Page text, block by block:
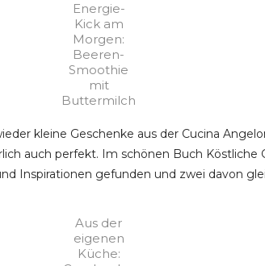
Energie-
Kick am
Morgen:
Beeren-
Smoothie
mit
Buttermilch
kleine Geschenke aus der Cucina
auch perfekt. Im schönen Buch Köstliche
Inspirationen gefunden und zwei davon
Aus der
eigenen
Küche: